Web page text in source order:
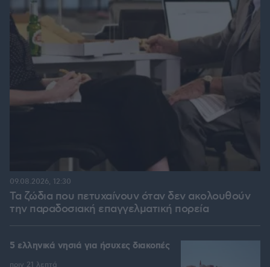
Τα ζώδια που πετυχαίνουν όταν δεν ακολουθούν
την παραδοσιακή επαγγελματική πορεία
09.08.2026, 12:30
5 ελληνικά νησιά για ήσυχες διακοπές
πριν 21 λεπτά